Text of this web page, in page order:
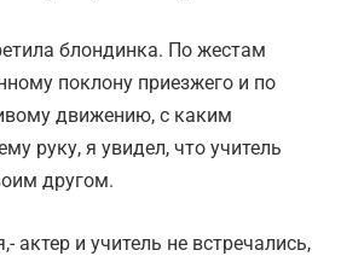
блондинка. По жестам
поклону приезжего и по
движению, с каким
руку, я увидел, что учитель
другом.
актер и учитель не встречались,